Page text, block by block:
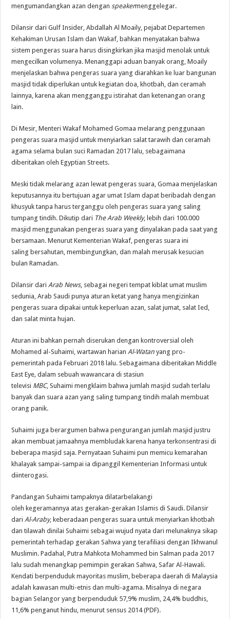
mengumandangkan azan dengan speakermenggelegar.
Dilansir dari Gulf Insider, Abdallah Al Moaily, pejabat Departemen
Kehakiman Urusan Islam dan Wakaf, bahkan menyatakan bahwa
sistem pengeras suara harus disingkirkan jika masjid menolak untuk
mengecilkan volumenya. Menanggapi aduan banyak orang, Moaily
menjelaskan bahwa pengeras suara yang diarahkan ke luar bangunan
masjid tidak diperlukan untuk kegiatan doa, khotbah, dan ceramah
lainnya, karena akan mengganggu istirahat dan ketenangan orang
lain.
Di Mesir, Menteri Wakaf Mohamed Gomaa melarang penggunaan
pengeras suara masjid untuk menyiarkan salat tarawih dan ceramah
agama selama bulan suci Ramadan 2017 lalu, sebagaimana
diberitakan oleh Egyptian Streets.
Meski tidak melarang azan lewat pengeras suara, Gomaa menjelaskan
keputusannya itu bertujuan agar umat Islam dapat beribadah dengan
khusyuk tanpa harus terganggu oleh pengeras suara yang saling
tumpang tindih. Dikutip dari The Arab Weekly, lebih dari 100.000
masjid menggunakan pengeras suara yang dinyalakan pada saat yang
bersamaan. Menurut Kementerian Wakaf, pengeras suara ini
saling bersahutan, membingungkan, dan malah merusak kesucian
bulan Ramadan.
Dilansir dariArab News, sebagai negeri tempat kiblat umat muslim
sedunia, Arab Saudi punya aturan ketat yang hanya mengizinkan
pengeras suara dipakai untuk keperluan azan, salat jumat, salat Ied,
dan salat minta hujan.
Aturan ini bahkan pernah diserukan dengan kontroversial oleh
Mohamed al-Suhaimi, wartawan harianAl-Watan yang pro-
pemerintah pada Februari 2018 lalu. Sebagaimana diberitakan Middle
East Eye,dalam sebuah wawancara di stasiun
televisi MBC, Suhaimi mengklaim bahwa jumlah masjid sudah terlalu
banyak dan suara azan yang saling tumpang tindih malah membuat
orang panik.
Suhaimi juga berargumen bahwa pengurangan jumlah masjid justru
akan membuat jamaahnya membludak karena hanya terkonsentrasi di
beberapa masjid saja. Pernyataan Suhaimi pun memicu kemarahan
khalayak sampai-sampai ia dipanggil Kementerian Informasi untuk
diinterogasi.
Pandangan Suhaimi tampaknya dilatarbelakangi
oleh kegeramannya atas gerakan-gerakan Islamis di Saudi. Dilansir
dariAl-Araby, keberadaan pengeras suara untuk menyiarkan khotbah
dan tilawah dinilai Suhaimi sebagai wujud nyata dari melunaknya sikap
pemerintah terhadap gerakan Sahwa yang terafiliasi dengan Ikhwanul
Muslimin. Padahal, Putra Mahkota Mohammed bin Salman pada 2017
lalu sudah menangkap pemimpin gerakan Sahwa, Safar Al-Hawali.
Kendati berpenduduk mayoritas muslim, beberapa daerah di Malaysia
adalah kawasan multi-etnis dan multi-agama. Misalnya di negara
bagian Selangor yang berpenduduk 57,9% muslim, 24,4% buddhis,
11,6% penganut hindu, menurut sensus 2014 (PDF).